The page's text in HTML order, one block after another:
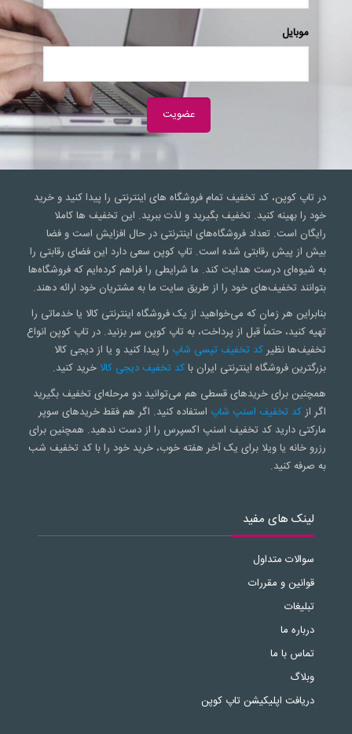
موبایل
در تاپ کوپن، کد تخفیف تمام فروشگاه های اینترنتی را پیدا کنید و خرید
خود را بهینه کنید. تخفیف بگیرید و لذت ببرید. این تخفیف ها کاملا
رایگان است. تعداد فروشگاه‌های اینترنتی در حال افزایش است و فضا
بیش از پیش رقابتی شده است. تاپ کوپن سعی‌ دارد این فضای رقابتی را
به شیوه‌ای درست هدایت کند. ما شرایطی را فراهم کرده‌ایم که فروشگاه‌ها
بتوانند تخفیف‌های خود را از طریق سایت ما به مشتریان خود ارائه دهند.
بنابراین هر زمان که می‌خواهید از یک فروشگاه اینترنتی کالا یا خدماتی را
تهیه کنید، حتماً قبل از پرداخت، به تاپ کوپن سر بزنید. در تاپ کوپن انواع
تخفیف‌ها نظیرکد تخفیف تپسی شاپ را پیدا کنید و یا از دیجی کالا
بزرگترین فروشگاه اینترنتی ایران باکد تخفیف دیجی کالا خرید کنید.
همچنین برای خریدهای قسطی هم می‌توانید دو مرحله‌ای تخفیف بگیرید
اگر ازکد تخفیف اسنپ شاپ استفاده کنید. اگر هم فقط خریدهای سوپر
مارکتی دارید کد تخفیف اسنپ اکسپرس را از دست ندهید. همچنین برای
رزرو خانه یا ویلا برای یک آخر هفته خوب، خرید خود را با کد تخفیف شب
به صرفه کنید.
لینک های مفید
سوالات متداول
قوانین و مقررات
تبلیغات
درباره ما
تماس با ما
وبلاگ
دریافت اپلیکیشن تاپ کوپن